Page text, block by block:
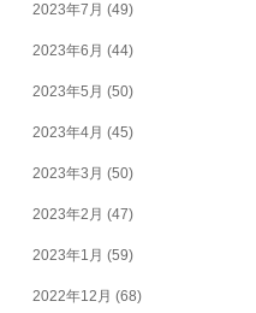
2023年7月 (49)
2023年6月 (44)
2023年5月 (50)
2023年4月 (45)
2023年3月 (50)
2023年2月 (47)
2023年1月 (59)
2022年12月 (68)